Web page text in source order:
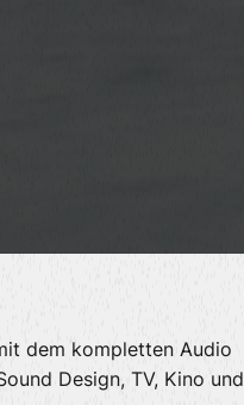
dem kompletten Audio
Design, TV, Kino und